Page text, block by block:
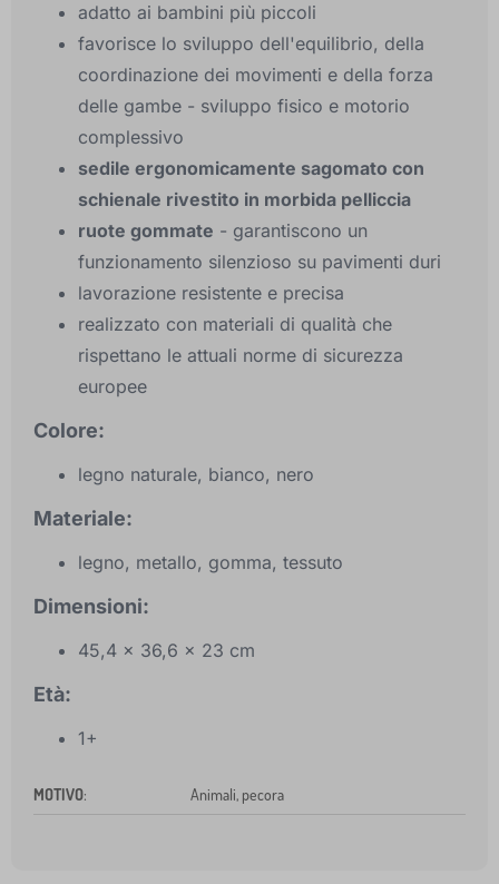
adatto ai bambini più piccoli
favorisce lo sviluppo dell'equilibrio, della
coordinazione dei movimenti e della forza
delle gambe - sviluppo fisico e motorio
complessivo
sedile ergonomicamente sagomato con
schienale rivestito in morbida pelliccia
ruote gommate - garantiscono un
funzionamento silenzioso su pavimenti duri
lavorazione resistente e precisa
realizzato con materiali di qualità che
rispettano le attuali norme di sicurezza
europee
Colore:
legno naturale, bianco, nero
Materiale:
legno, metallo, gomma, tessuto
Dimensioni:
45,4 x 36,6 x 23 cm
Età:
1+
MOTIVO: Animali, pecora